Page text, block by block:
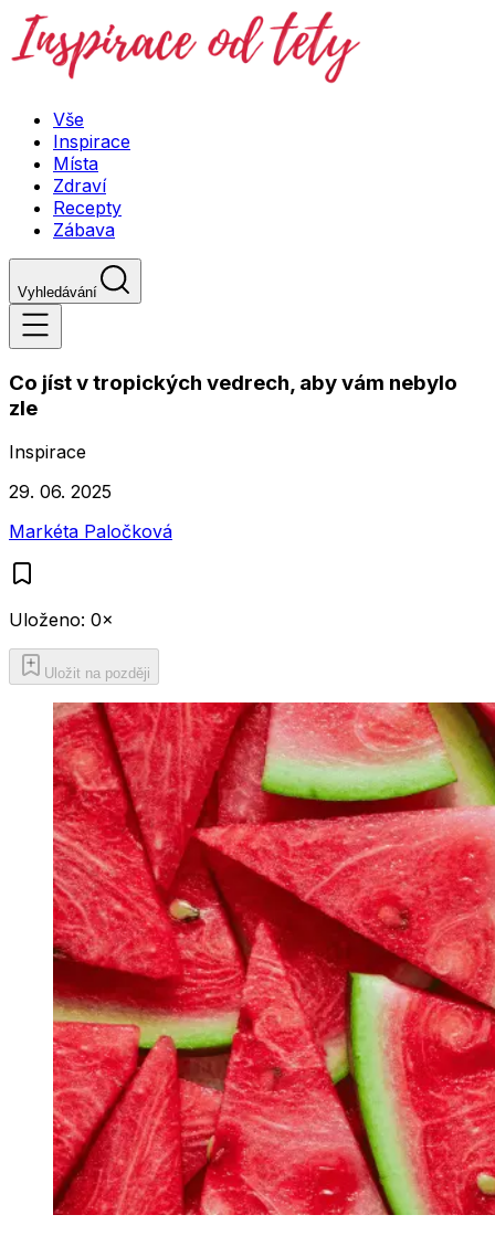
Vše
Inspirace
Místa
Zdraví
Recepty
Zábava
Vyhledávání
Co jíst v tropických vedrech, aby vám nebylo
zle
Inspirace
29. 06. 2025
Markéta Paločková
Uloženo: 0×
Uložit na později